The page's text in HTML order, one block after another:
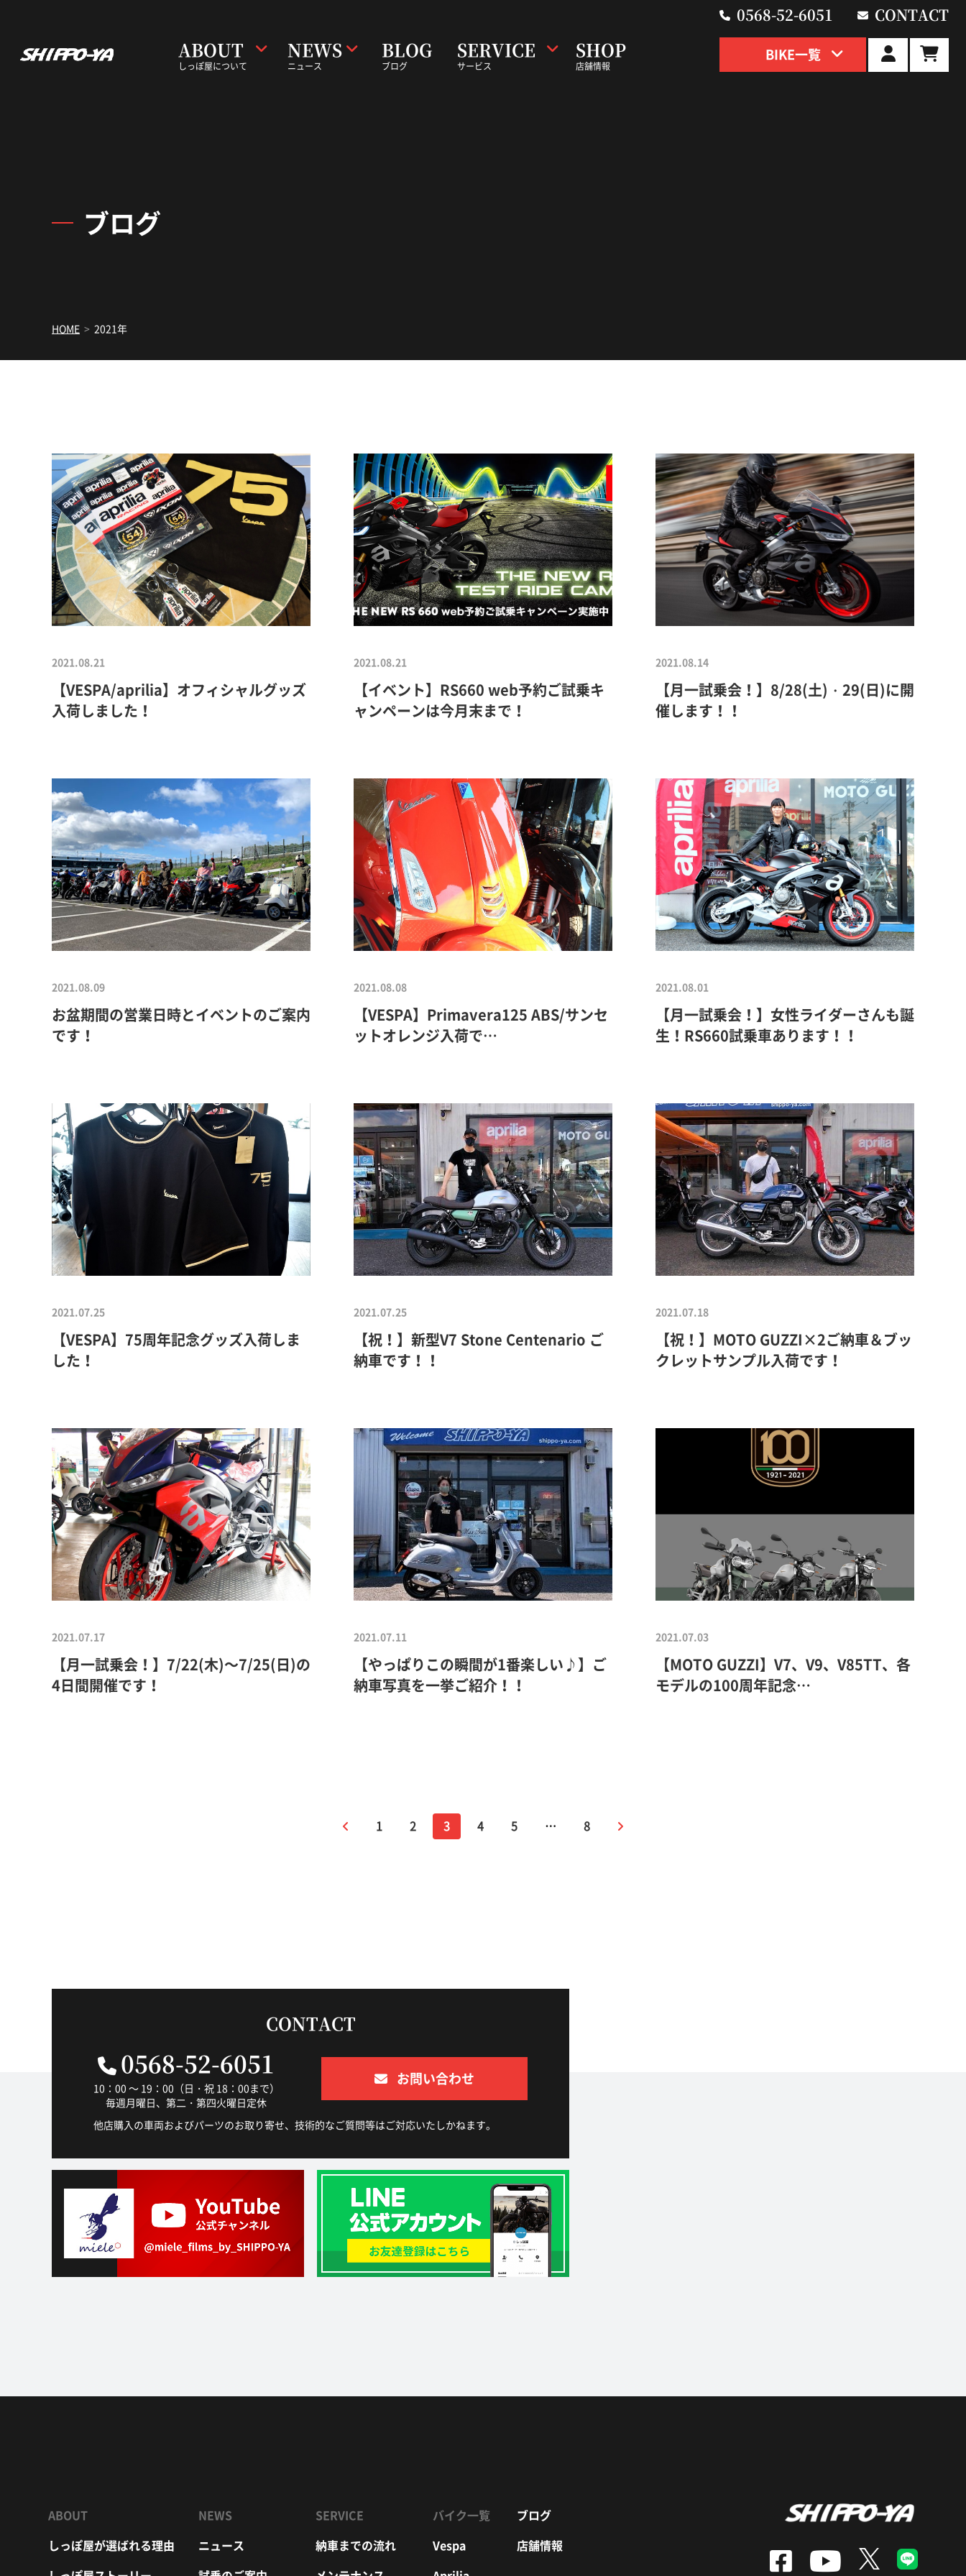
ABOUT
しっぽ屋について
NEWS
ニュース
BLOG
ブログ
SERVICE
サービス
SHOP
店舗情報
0568-52-6051 CONTACT
BIKE一覧
ブログ
HOME > 2021年
2021.08.21
【VESPA/aprilia】オフィシャルグッズ
入荷しました！
2021.08.21
【イベント】RS660 web予約ご試乗キ
ャンペーンは今月末まで！
2021.08.14
【月一試乗会！】8/28(土)・29(日)に開
催します！！
2021.08.09
お盆期間の営業日時とイベントのご案内
です！
2021.08.08
【VESPA】Primavera125 ABS/サンセ
ットオレンジ入荷で…
2021.08.01
【月一試乗会！】女性ライダーさんも誕
生！RS660試乗車あります！！
2021.07.25
【VESPA】75周年記念グッズ入荷しま
した！
2021.07.25
【祝！】新型V7 Stone Centenario ご
納車です！！
2021.07.18
【祝！】MOTO GUZZI×2ご納車＆ブッ
クレットサンプル入荷です！
2021.07.17
【月一試乗会！】7/22(木)～7/25(日)の
4日間開催です！
2021.07.11
【やっぱりこの瞬間が1番楽しい♪】ご
納車写真を一挙ご紹介！！
2021.07.03
【MOTO GUZZI】V7、V9、V85TT、各
モデルの100周年記念…
1 2 3 4 5 … 8
CONTACT
0568-52-6051
10：00 ～ 19：00（日・祝 18：00まで）
毎週月曜日、第二・第四火曜日定休
お問い合わせ
他店購入の車両およびパーツのお取り寄せ、技術的なご質問等はご対応いたしかねます。
ABOUT
しっぽ屋が選ばれる理由
NEWS
ニュース
SERVICE
納車までの流れ
バイク一覧
Vespa
ブログ
店舗情報